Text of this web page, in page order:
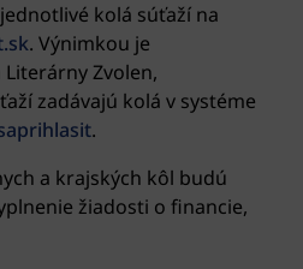
kolá súťaží na
. Výnimkou je
Zvolen,
zadávajú kolá v systéme
.
a krajských kôl budú
žiadosti o financie,